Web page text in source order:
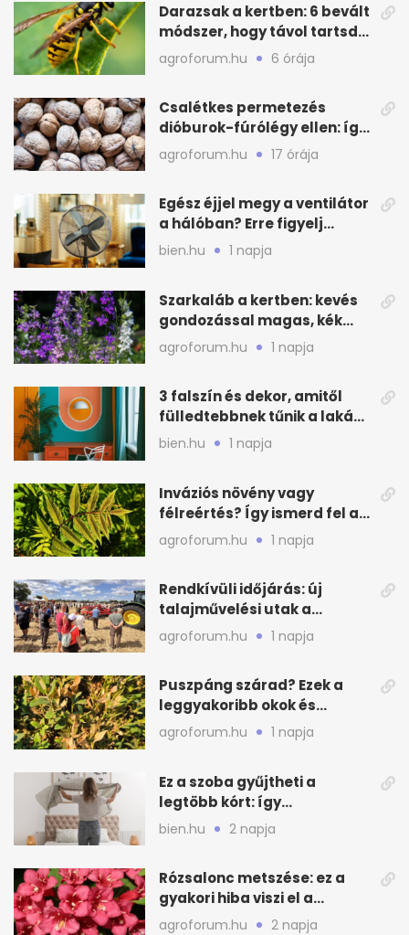
Darazsak a kertben: 6 bevált
módszer, hogy távol tartsd
őket
agroforum.hu 6 órája
Csalétkes permetezés
dióburok-fúrólégy ellen: így
csináld a kertben
agroforum.hu 17 órája
Egész éjjel megy a ventilátor
a hálóban? Erre figyelj
alvásnál nyáron
bien.hu 1 napja
Szarkaláb a kertben: kevés
gondozással magas, kék
virágfalat ad
agroforum.hu 1 napja
3 falszín és dekor, amitől
fülledtebbnek tűnik a lakás
nyáron
bien.hu 1 napja
Inváziós növény vagy
félreértés? Így ismerd fel a
valódi kockázatot
agroforum.hu 1 napja
Rendkívüli időjárás: új
talajművelési utak a
gazdáknak
agroforum.hu 1 napja
Puszpáng szárad? Ezek a
leggyakoribb okok és
teendők
agroforum.hu 1 napja
Ez a szoba gyűjtheti a
legtöbb kórt: így
mélytisztítsd otthon
bien.hu 2 napja
Rózsalonc metszése: ez a
gyakori hiba viszi el a
virágzást
agroforum.hu 2 napja